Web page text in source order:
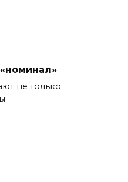
не только